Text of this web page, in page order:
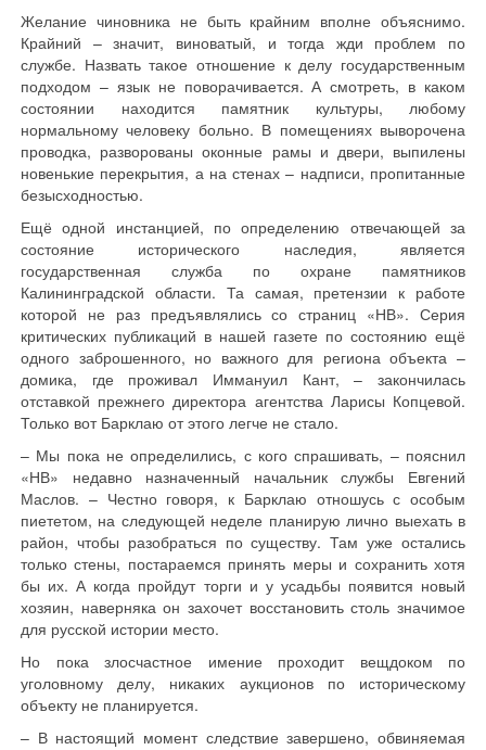
Желание чиновника не быть крайним вполне объяснимо.
Крайний – значит, виноватый, и тогда жди проблем по
службе. Назвать такое отношение к делу государственным
подходом – язык не поворачивается. А смотреть, в каком
состоянии находится памятник культуры, любому
нормальному человеку больно. В помещениях выворочена
проводка, разворованы оконные рамы и двери, выпилены
новенькие перекрытия, а на стенах – надписи, пропитанные
безысходностью.
Ещё одной инстанцией, по определению отвечающей за
состояние исторического наследия, является
государственная служба по охране памятников
Калининградской области. Та самая, претензии к работе
которой не раз предъявлялись со страниц «НВ». Серия
критических публикаций в нашей газете по состоянию ещё
одного заброшенного, но важного для региона объекта –
домика, где проживал Иммануил Кант, – закончилась
отставкой прежнего директора агентства Ларисы Копцевой.
Только вот Барклаю от этого легче не стало.
– Мы пока не определились, с кого спрашивать, – пояснил
«НВ» недавно назначенный начальник службы Евгений
Маслов. – Честно говоря, к Барклаю отношусь с особым
пиететом, на следующей неделе планирую лично выехать в
район, чтобы разобраться по существу. Там уже остались
только стены, постараемся принять меры и сохранить хотя
бы их. А когда пройдут торги и у усадьбы появится новый
хозяин, наверняка он захочет восстановить столь значимое
для русской истории место.
Но пока злосчастное имение проходит вещдоком по
уголовному делу, никаких аукционов по историческому
объекту не планируется.
– В настоящий момент следствие завершено, обвиняемая